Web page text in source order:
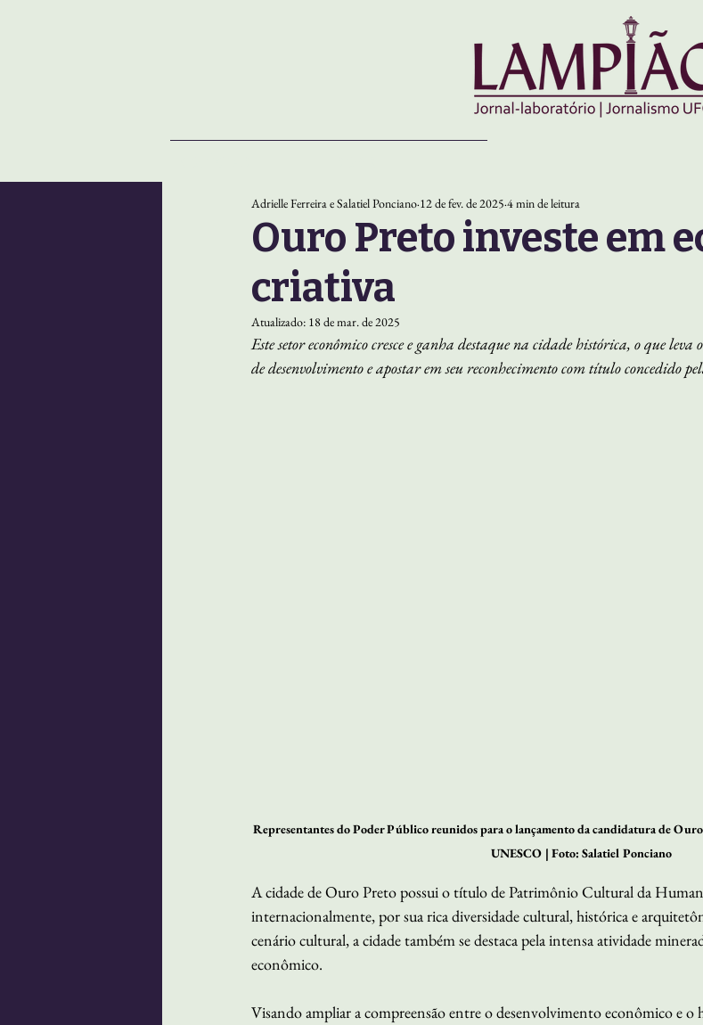
Ouro Preto investe em
criativa
Adrielle Ferreira e Salatiel Ponciano 12 de fev. de 2025 4 min de leitura
Atualizado: 18 de mar. de 2025
Este setor econômico cresce e ganha destaque na cidade histórica, o que
de desenvolvimento e apostar em seu reconhecimento com título concedido
Representantes do Poder Público reunidos para o lançamento da candidatura de
UNESCO | Foto: Salatiel Ponciano
A cidade de Ouro Preto possui o título de Patrimônio Cultural da
internacionalmente, por sua rica diversidade cultural, histórica e
cenário cultural, a cidade também se destaca pela intensa atividade
econômico.
Visando ampliar a compreensão entre o desenvolvimento econômico e o